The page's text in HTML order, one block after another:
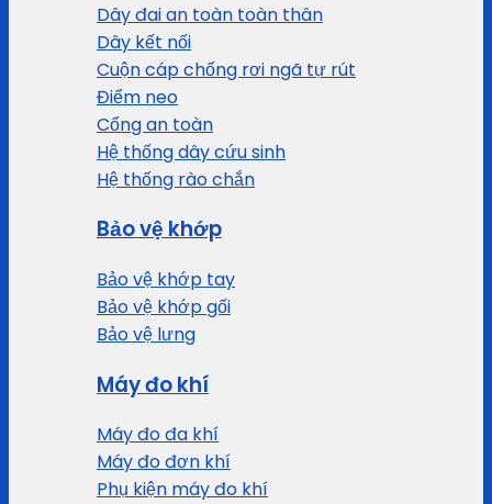
Dây đai an toàn toàn thân
Dây kết nối
Cuộn cáp chống rơi ngã tự rút
Điểm neo
Cổng an toàn
Hệ thống dây cứu sinh
Hệ thống rào chắn
Bảo vệ khớp
Bảo vệ khớp tay
Bảo vệ khớp gối
Bảo vệ lưng
Máy đo khí
Máy đo đa khí
Máy đo đơn khí
Phụ kiện máy đo khí